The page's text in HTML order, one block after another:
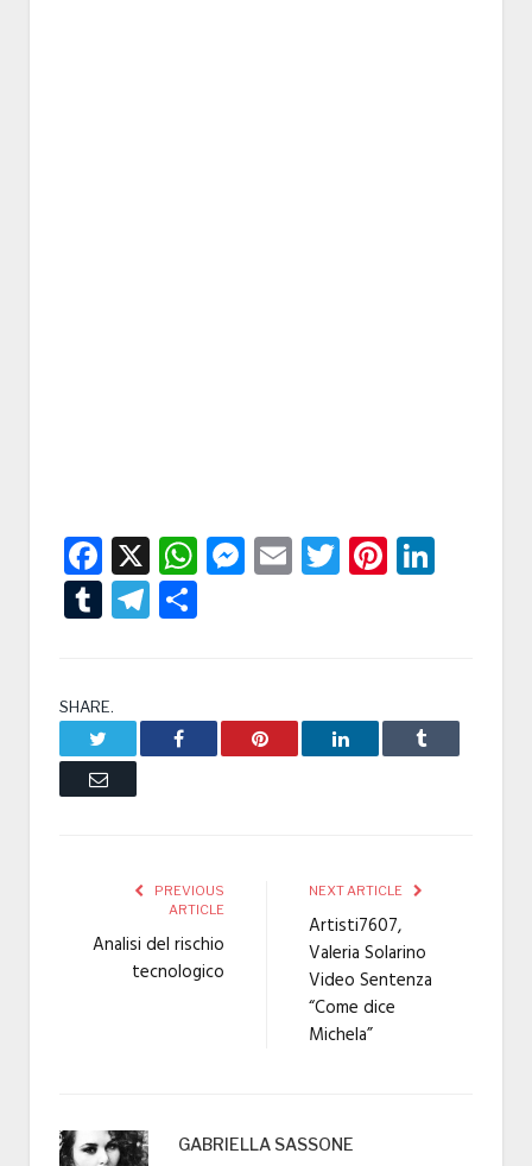
Facebook
X WhatsApp
Messenger
EmailTwitter
TumblrTelegram
SHARE.
Facebook Pinterest LinkedIn Tumblr
Email
PREVIOUS
ARTICLE
Analisi del rischio
tecnologico
NEXT ARTICLE
Artisti7607,
Valeria Solarino
Video Sentenza
“Come dice
Michela”
GABRIELLA SASSONE